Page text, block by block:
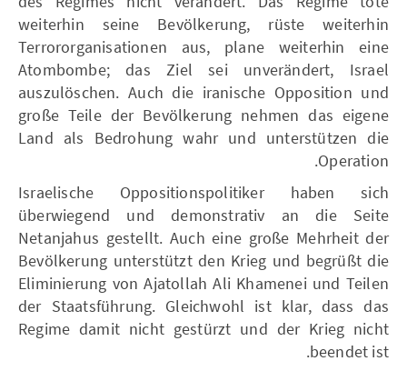
weiterhin seine Bevölkerung, rüste weiterhin
Terrororganisationen aus, plane weiterhin eine
Atombombe; das Ziel sei unverändert, Israel
auszulöschen. Auch die iranische Opposition und
große Teile der Bevölkerung nehmen das eigene
Land als Bedrohung wahr und unterstützen die
Operation.
Israelische Oppositionspolitiker haben sich
überwiegend und demonstrativ an die Seite
Netanjahus gestellt. Auch eine große Mehrheit der
Bevölkerung unterstützt den Krieg und begrüßt die
Eliminierung von Ajatollah Ali Khamenei und Teilen
der Staatsführung. Gleichwohl ist klar, dass das
Regime damit nicht gestürzt und der Krieg nicht
beendet ist.